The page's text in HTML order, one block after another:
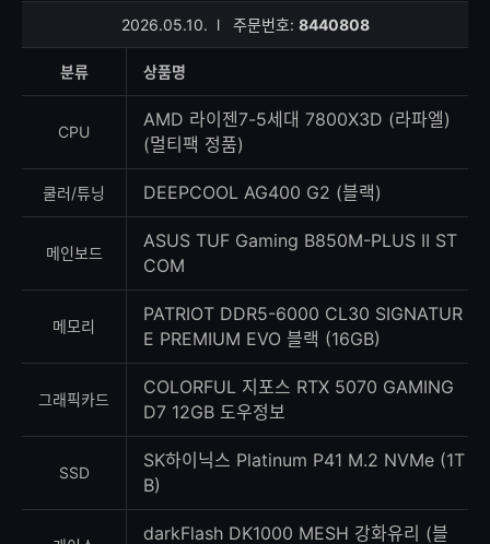
2026.05.10. l 주문번호: 8440808
분류 상품명
CPU
AMD 라이젠7-5세대 7800X3D (라파엘)
(멀티팩 정품)
쿨러/튜닝 DEEPCOOL AG400 G2 (블랙)
메인보드
ASUS TUF Gaming B850M-PLUS II ST
COM
메모리
PATRIOT DDR5-6000 CL30 SIGNATUR
E PREMIUM EVO 블랙 (16GB)
그래픽카드
COLORFUL 지포스 RTX 5070 GAMING
D7 12GB 도우정보
SSD
SK하이닉스 Platinum P41 M.2 NVMe (1T
B)
darkFlash DK1000 MESH 강화유리 (블